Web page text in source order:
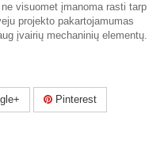
visuomet įmanoma rasti tarp
projekto pakartojamumas
įvairių mechaninių elementų.
Pinterest